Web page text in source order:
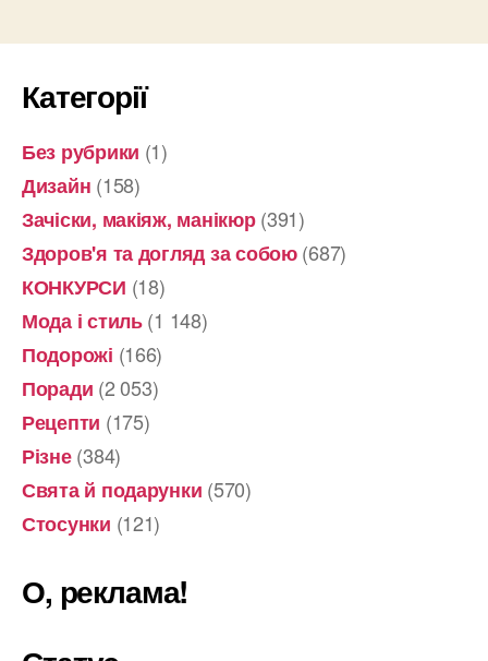
Категорії
Без рубрики (1)
Дизайн (158)
Зачіски, макіяж, манікюр(391)
Здоров'я та догляд за собою(687)
КОНКУРСИ (18)
Мода і стиль(1 148)
Подорожі (166)
Поради (2 053)
Рецепти (175)
Різне(384)
Свята й подарунки (570)
Стосунки (121)
О, реклама!